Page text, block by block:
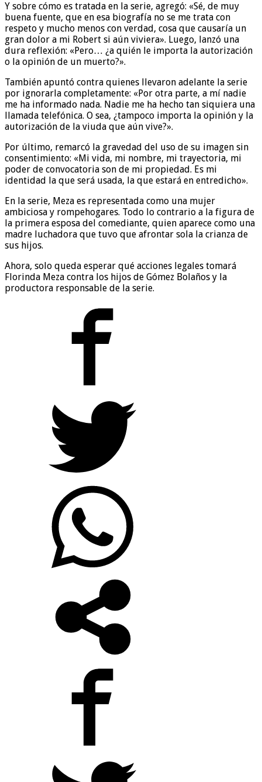
Y sobre cómo es tratada en la serie, agregó: «Sé, de muy
buena fuente, que en esa biografía no se me trata con
respeto y mucho menos con verdad, cosa que causaría un
gran dolor a mi Robert si aún viviera». Luego, lanzó una
dura reflexión: «Pero… ¿a quién le importa la autorización
o la opinión de un muerto?».
También apuntó contra quienes llevaron adelante la serie
por ignorarla completamente: «Por otra parte, a mí nadie
me ha informado nada. Nadie me ha hecho tan siquiera una
llamada telefónica. O sea, ¿tampoco importa la opinión y la
autorización de la viuda que aún vive?».
Por último, remarcó la gravedad del uso de su imagen sin
consentimiento: «Mi vida, mi nombre, mi trayectoria, mi
poder de convocatoria son de mi propiedad. Es mi
identidad la que será usada, la que estará en entredicho».
En la serie, Meza es representada como una mujer
ambiciosa y rompehogares. Todo lo contrario a la figura de
la primera esposa del comediante, quien aparece como una
madre luchadora que tuvo que afrontar sola la crianza de
sus hijos.
Ahora, solo queda esperar qué acciones legales tomará
Florinda Meza contra los hijos de Gómez Bolaños y la
productora responsable de la serie.